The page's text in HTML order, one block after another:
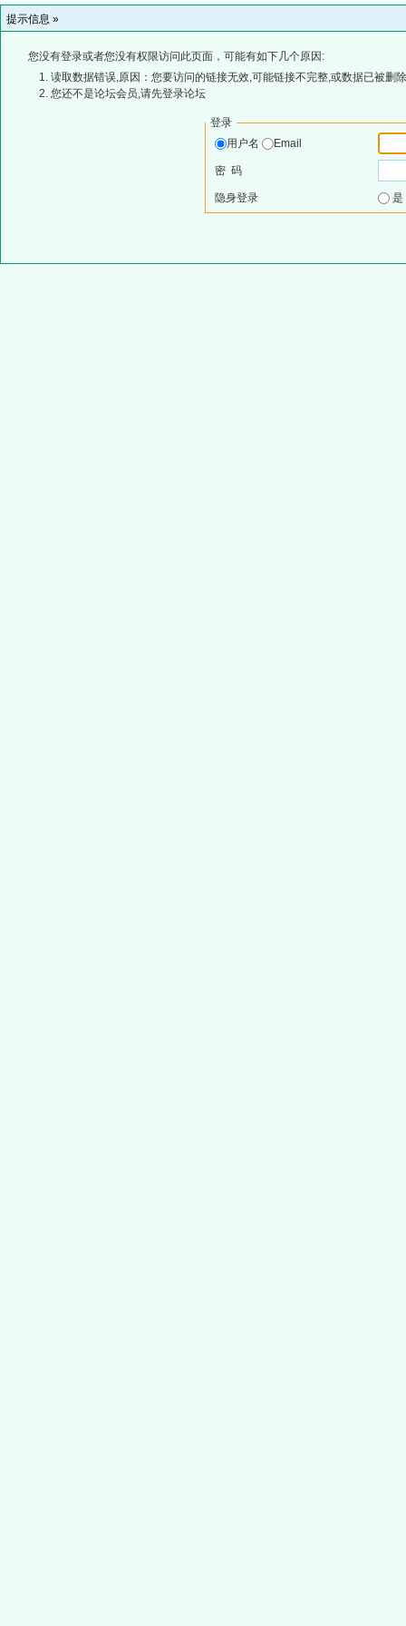
提示信息 »
您没有登录或者您没有权限访问此页面，可能有如下几个原因:
读取数据错误,原因：您要访问的链接无效,可能链接不完整,或数据已被删
您还不是论坛会员,请先登录论坛
登录
用户名
Email
密 码
隐身登录